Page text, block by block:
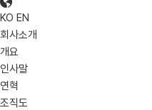
KO EN
회사소개
개요
인사말
연혁
조직도